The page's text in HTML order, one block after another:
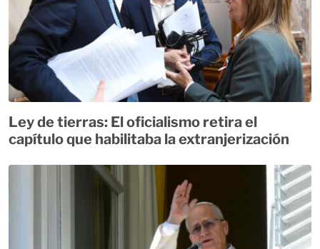
Ley de tierras: El oficialismo retira el
capítulo que habilitaba la extranjerización